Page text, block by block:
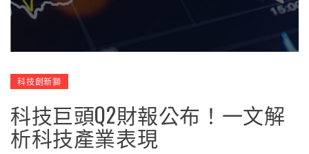
科技創新獅
科技巨頭Q2財報公布！一文解
析科技產業表現